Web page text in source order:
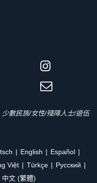
少數民族/女性/殘障人士/退伍
English
Español
Việt Türkçe
Ρусский
中文 (繁體)